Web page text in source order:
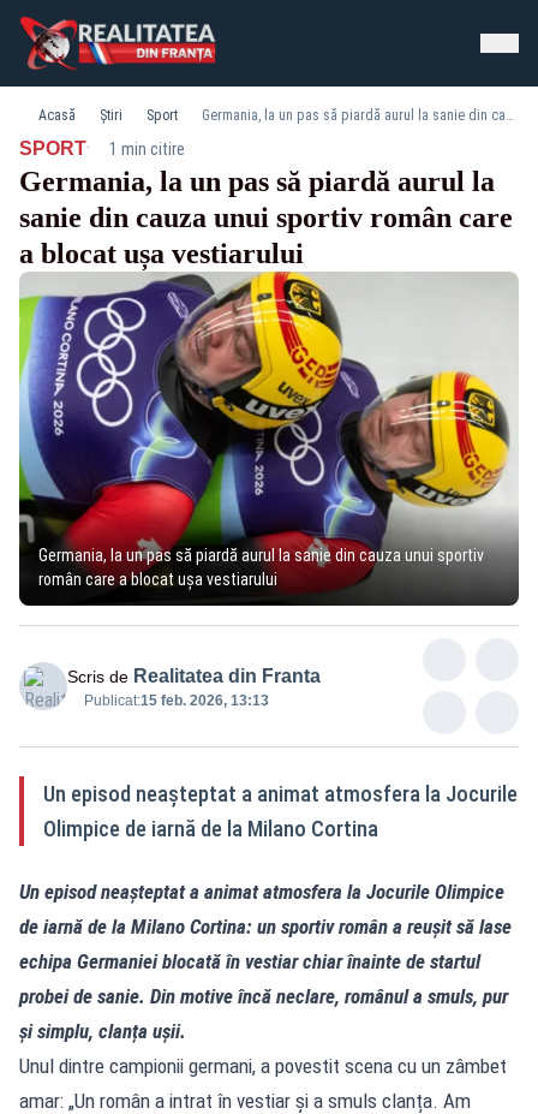
Acasă Știri Sport Germania, la un pas să piardă aurul la sanie din cauza unui sportiv român care a blocat ușa vestiarului
SPORT· 1 min citire
Germania, la un pas să piardă aurul la
sanie din cauza unui sportiv român care
a blocat ușa vestiarului
Germania, la un pas să piardă aurul la sanie din cauza unui sportiv
român care a blocat ușa vestiarului
Scris de Realitatea din Franta
Publicat:15 feb. 2026, 13:13
Un episod neașteptat a animat atmosfera la Jocurile
Olimpice de iarnă de la Milano Cortina
Un episod neașteptat a animat atmosfera la Jocurile Olimpice
de iarnă de la Milano Cortina: un sportiv român a reușit să lase
echipa Germaniei blocată în vestiar chiar înainte de startul
probei de sanie. Din motive încă neclare, românul a smuls, pur
și simplu, clanța ușii.
Unul dintre campionii germani, a povestit scena cu un zâmbet
amar: „Un român a intrat în vestiar și a smuls clanța. Am